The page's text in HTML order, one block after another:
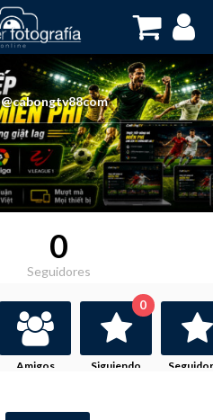
@cabongtv88com
0
Seguidores
Amigos Siguiendo
0